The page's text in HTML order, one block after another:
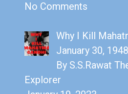
No Comments
Why I Kill
January 30, 1948
By S.S.Rawat
Explorer